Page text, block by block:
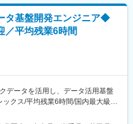
れる環境です！
し、リリースに繋がるとこもあ
自主性があるためモチベーション
たデータ連携
など）との連携設計
協業による分析基盤の整備
化の推進
の最適化
負荷の軽減
ータに関われる
ービス群の裏側で、数百万～数千
タ基盤開発エンジニア◆
／平均残業6時間
データを活用し、データ活用基盤
クス/平均残業6時間/国内最大級の